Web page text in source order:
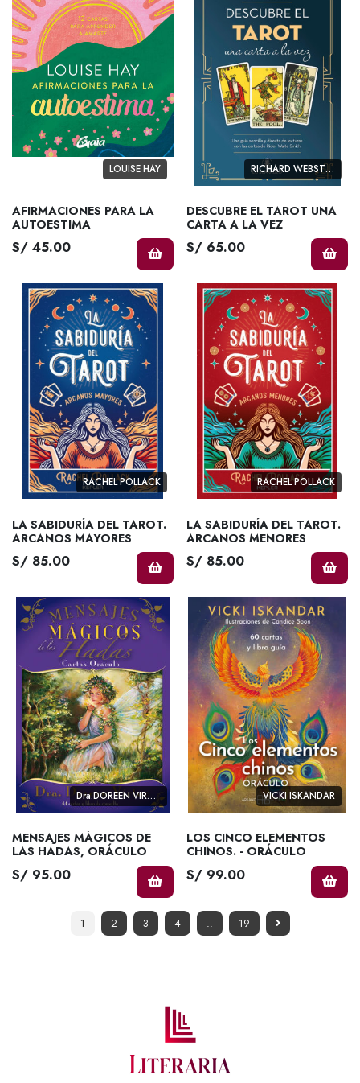
LOUISE HAY
AFIRMACIONES PARA LA
AUTOESTIMA
S/ 45.00
RICHARD WEBSTER
DESCUBRE EL TAROT UNA
CARTA A LA VEZ
S/ 65.00
RACHEL POLLACK
LA SABIDURÍA DEL TAROT.
ARCANOS MAYORES
S/ 85.00
RACHEL POLLACK
LA SABIDURÍA DEL TAROT.
ARCANOS MENORES
S/ 85.00
Dra.DOREEN VIRTUE
MENSAJES MÁGICOS DE
LAS HADAS, ORÁCULO
S/ 95.00
VICKI ISKANDAR
LOS CINCO ELEMENTOS
CHINOS. - ORÁCULO
S/ 99.00
1 2 3 4 .. 19